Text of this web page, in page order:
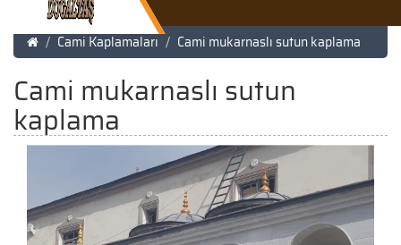
Cami Kaplamaları Cami mukarnaslı sutun kaplama
Cami mukarnaslı sutun
kaplama